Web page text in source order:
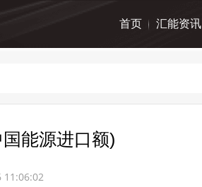
首页 汇能资讯
能源进口额)
11:06:02